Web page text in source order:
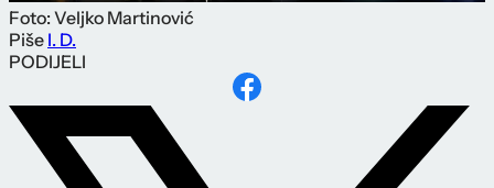
Foto: Veljko Martinović
Piše I. D.
PODIJELI